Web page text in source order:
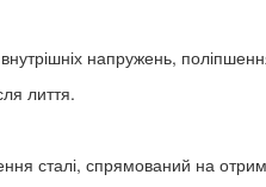
напружень,
лиття.
сталі, спрямований на